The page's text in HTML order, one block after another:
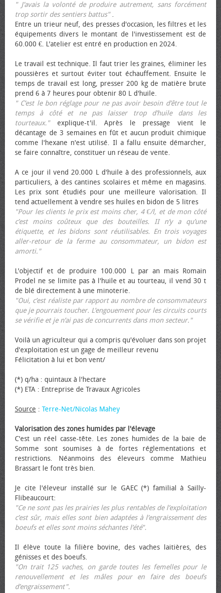
" J’avais la volonté de produire autrement, sans forcément
trop sortir des sentiers battus".
Entre un trieur neuf, des presses d'occasion, les filtres et les
équipements divers le montant de l'investissement est de
60.000 €. L'atelier est entré en production en 2024.
Le travail est technique. Il faut trier les graines, éliminer les
poussières et surtout éviter tout échauffement. Ensuite le
temps de travail est long, presser 200 kg de matière brute
prend 6 à 7 heures pour obtenir 80 L d'huile.
" C’est le bon réglage pour ne pas avoir besoin d’être tout le
temps à côté et ne pas laisser trop d’huile dans les
tourteaux."explique-t'il. Après le pressage vient le
décantage de 3 semaines en fût et aucun produit chimique
comme l'hexane n'est utilisé. Il a fallu ensuite démarcher,
se faire connaître, constituer un réseau de vente.
A ce jour il vend 20.000 L d'huile à des professionnels, aux
particuliers, à des cantines scolaires et même en magasins.
Les prix sont étudiés pour une meilleure valorisation. Il
tend actuellement à vendre ses huiles en bidon de 5 litres
"Pour les clients le prix est moins cher, 4 €/l, et de mon côté
c’est moins coûteux que des bouteilles. II n’y a qu’une
étiquette, et les bidons sont réutilisables. En trois voyages
aller-retour de la ferme au consommateur, un bidon est
amorti."
L'objectif et de produire 100.000 L par an mais Romain
Prodel ne se limite pas à l'huile et au tourteau, il vend 30 t
de blé directement à une minoterie.
"Oui, c’est réaliste par rapport au nombre de consommateurs
que je pourrais toucher. L’engouement pour les circuits courts
se vérifie et je n’ai pas de concurrents dans mon secteur."
Voilà un agriculteur qui a compris qu'évoluer dans son projet
d'exploitation est un gage de meilleur revenu
Félicitation à lui et bon vent/
(*) q/ha : quintaux à l'hectare
(*) ETA : Entreprise de Travaux Agricoles
Source : Terre-Net/Nicolas Mahey
Valorisation des zones humides par l'élevage
C'est un réel casse-tête. Les zones humides de la baie de
Somme sont soumises à de fortes réglementations et
restrictions. Néanmoins des éleveurs comme Mathieu
Brassart le font très bien.
Je cite l'éleveur installé sur le GAEC (*) familial à Sailly-
Flibeaucourt:
"Ce ne sont pas les prairies les plus rentables de l’exploitation
c’est sûr, mais elles sont bien adaptées à l’engraissement des
bœufs et elles sont moins séchantes l’été".
Il élève toute la filière bovine, des vaches laitières, des
génisses et des bœufs.
"On trait 125 vaches, on garde toutes les femelles pour le
renouvellement et les mâles pour en faire des bœufs
d’engraissement".